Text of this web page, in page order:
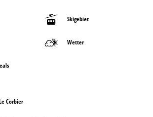
Skigebiet
Wetter
Corbier